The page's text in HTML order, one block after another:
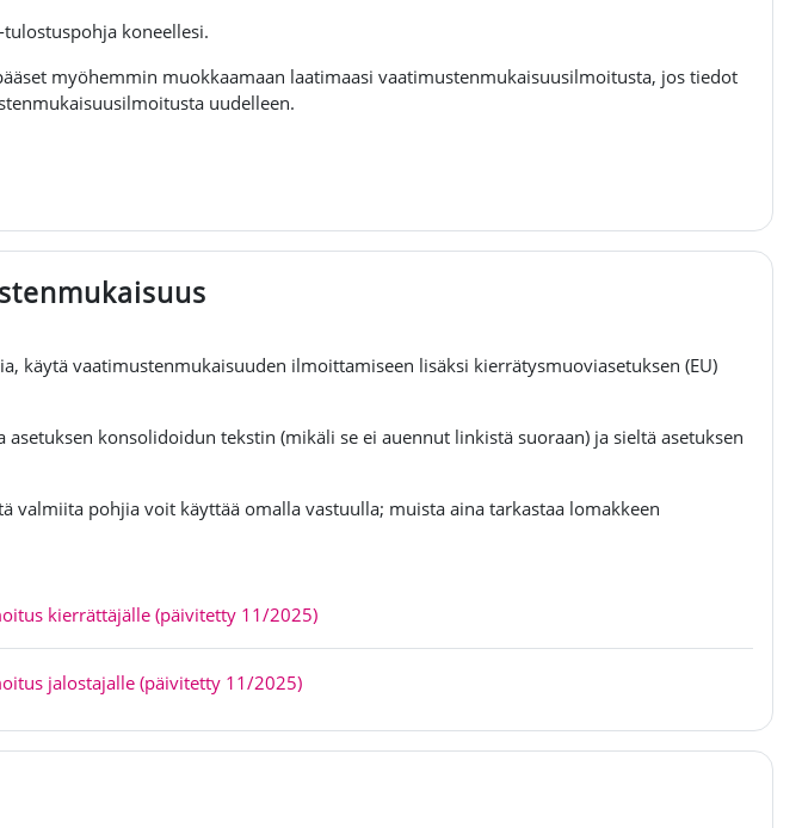
koneellesi.
myöhemmin muokkaamaan laatimaasi vaatimustenmukaisuusilmoitusta, jos tiedot
uudelleen.
käytä vaatimustenmukaisuuden ilmoittamiseen lisäksi kierrätysmuoviasetuksen (EU)
konsolidoidun tekstin (mikäli se ei auennut linkistä suoraan) ja sieltä asetuksen
valmiita pohjia voit käyttää omalla vastuulla; muista aina tarkastaa lomakkeen
kierrättäjälle (päivitetty 11/2025)
jalostajalle (päivitetty 11/2025)